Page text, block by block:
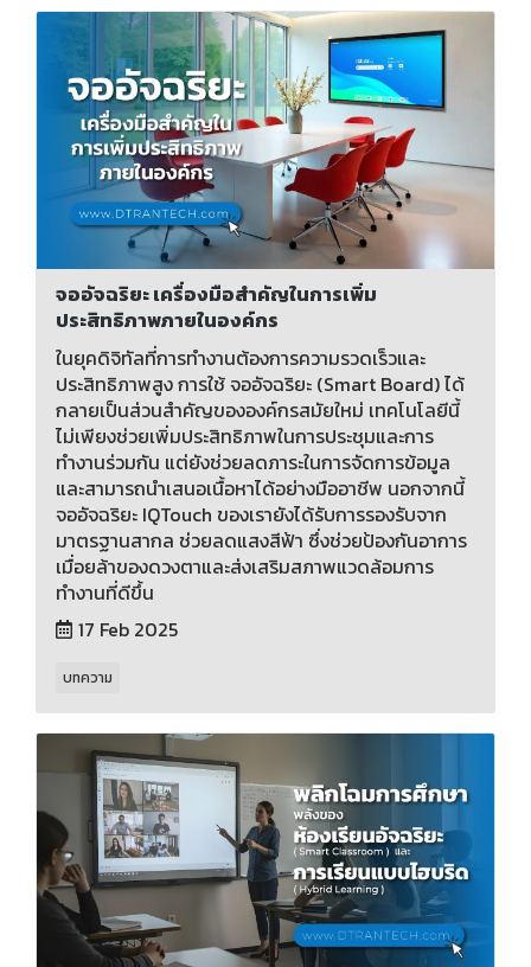
จออัจฉริยะ เครื่องมือสำคัญในการเพิ่ม
ประสิทธิภาพภายในองค์กร
ในยุคดิจิทัลที่การทำงานต้องการความรวดเร็วและ
ประสิทธิภาพสูง การใช้ จออัจฉริยะ (Smart Board) ได้
กลายเป็นส่วนสำคัญขององค์กรสมัยใหม่ เทคโนโลยีนี้
ไม่เพียงช่วยเพิ่มประสิทธิภาพในการประชุมและการ
ทำงานร่วมกัน แต่ยังช่วยลดภาระในการจัดการข้อมูล
และสามารถนำเสนอเนื้อหาได้อย่างมืออาชีพ นอกจากนี้
จออัจฉริยะ IQTouch ของเรายังได้รับการรองรับจาก
มาตรฐานสากล ช่วยลดแสงสีฟ้า ซึ่งช่วยป้องกันอาการ
เมื่อยล้าของดวงตาและส่งเสริมสภาพแวดล้อมการ
ทำงานที่ดีขึ้น
17 Feb 2025
บทความ